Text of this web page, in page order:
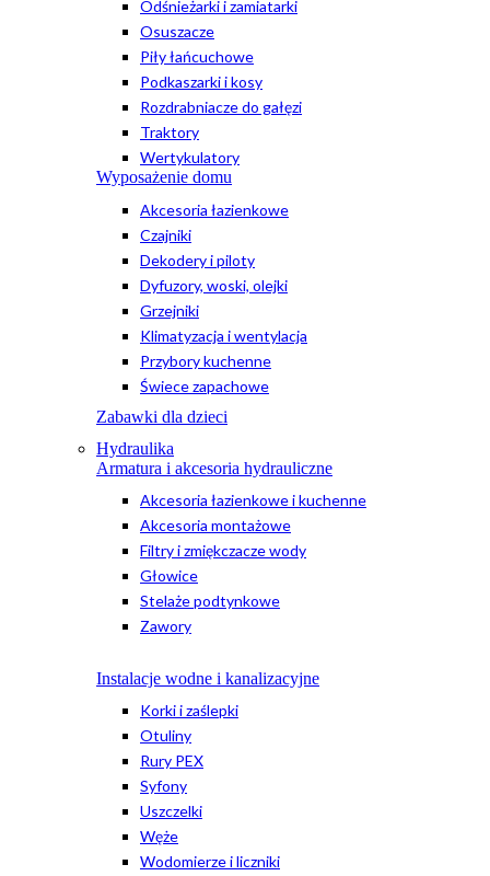
Odśnieżarki i zamiatarki
Osuszacze
Piły łańcuchowe
Podkaszarki i kosy
Rozdrabniacze do gałęzi
Traktory
Wertykulatory
Wyposażenie domu
Akcesoria łazienkowe
Czajniki
Dekodery i piloty
Dyfuzory, woski, olejki
Grzejniki
Klimatyzacja i wentylacja
Przybory kuchenne
Świece zapachowe
Zabawki dla dzieci
Hydraulika
Armatura i akcesoria hydrauliczne
Akcesoria łazienkowe i kuchenne
Akcesoria montażowe
Filtry i zmiękczacze wody
Głowice
Stelaże podtynkowe
Zawory
Instalacje wodne i kanalizacyjne
Korki i zaślepki
Otuliny
Rury PEX
Syfony
Uszczelki
Węże
Wodomierze i liczniki